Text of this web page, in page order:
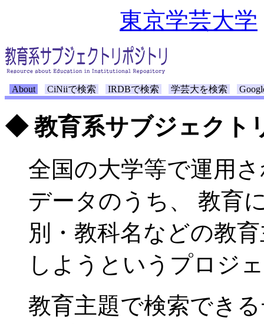
東京学芸大学
About CiNiiで検索 IRDBで検索 学芸大を検索
◆ 教育系サブジェクト
全国の大学等で運用
データのうち、 教育
別・教科名などの教
しようというプロジ
教育主題で検索でき